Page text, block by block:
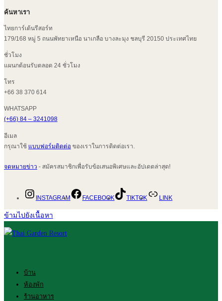
ค้นหาเรา
ไทยการ์เด้นรีสอร์ท
179/168 หมู่ 5 ถนนพัทยาเหนือ นาเกลือ บางละมุง ชลบุรี 20150 ประเทศไทย
ชั่วโมง
แผนกต้อนรับตลอด 24 ชั่วโมง
โทร
+66 38 370 614
WHATSAPP
(+66) 84 – 3241098
อีเมล
กรุณาใช้ แบบฟอร์มติดต่อ ของเราในการติดต่อเรา.
จดหมายข่าว - สมัครสมาชิกเพื่อรับข้อเสนอพิเศษและอัปเดตล่าสุด!
INSTAGRAM FACEBOOK TIKTOK LINK
ข้ามไปยังเนื้อหา
บ้าน
ห้องพัก
ร้านอาหาร